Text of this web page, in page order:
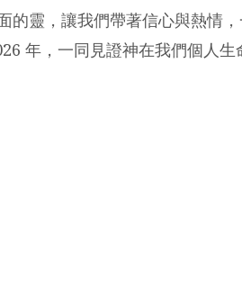
的靈，讓我們帶著信心與熱情
年，一同見證神在我們個人生